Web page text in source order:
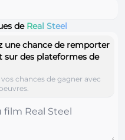
de Real Steel
une chance de remporter
des plateformes de
chances de gagner avec